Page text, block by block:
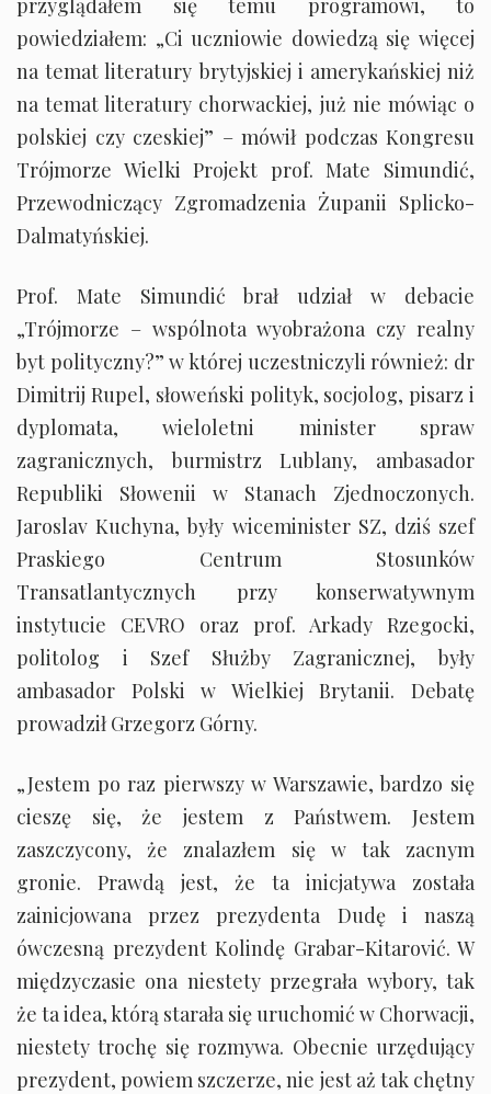
przyglądałem się temu programowi, to
powiedziałem: „Ci uczniowie dowiedzą się więcej
na temat literatury brytyjskiej i amerykańskiej niż
na temat literatury chorwackiej, już nie mówiąc o
polskiej czy czeskiej” – mówił podczas Kongresu
Trójmorze Wielki Projekt prof. Mate Simundić,
Przewodniczący Zgromadzenia Żupanii Splicko-
Dalmatyńskiej.
Prof. Mate Simundić brał udział w debacie
„Trójmorze – wspólnota wyobrażona czy realny
byt polityczny?” w której uczestniczyli również: dr
Dimitrij Rupel, słoweński polityk, socjolog, pisarz i
dyplomata, wieloletni minister spraw
zagranicznych, burmistrz Lublany, ambasador
Republiki Słowenii w Stanach Zjednoczonych.
Jaroslav Kuchyna, były wiceminister SZ, dziś szef
Praskiego Centrum Stosunków
Transatlantycznych przy konserwatywnym
instytucie CEVRO oraz prof. Arkady Rzegocki,
politolog i Szef Służby Zagranicznej, były
ambasador Polski w Wielkiej Brytanii. Debatę
prowadził Grzegorz Górny.
„Jestem po raz pierwszy w Warszawie, bardzo się
cieszę się, że jestem z Państwem. Jestem
zaszczycony, że znalazłem się w tak zacnym
gronie. Prawdą jest, że ta inicjatywa została
zainicjowana przez prezydenta Dudę i naszą
ówczesną prezydent Kolindę Grabar-Kitarović. W
międzyczasie ona niestety przegrała wybory, tak
że ta idea, którą starała się uruchomić w Chorwacji,
niestety trochę się rozmywa. Obecnie urzędujący
prezydent, powiem szczerze, nie jest aż tak chętny